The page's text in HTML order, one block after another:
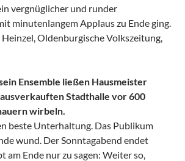
vergnüglicher und runder
minutenlangem Applaus zu Ende ging.
Oldenburgische Volkszeitung,
Ensemble ließen Hausmeister
Stadthalle vor 600
wirbeln.
beste Unterhaltung. Das Publikum
wund. Der Sonntagabend endet
am Ende nur zu sagen: Weiter so,